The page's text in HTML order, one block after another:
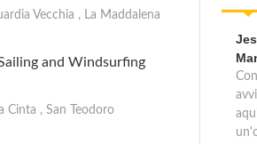
Vecchia , La Maddalena
and Windsurfing
Cinta , San Teodoro